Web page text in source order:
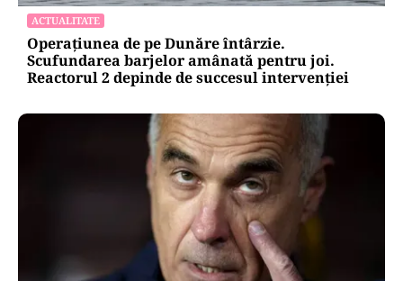
ACTUALITATE
Operațiunea de pe Dunăre întârzie.
Scufundarea barjelor amânată pentru joi.
Reactorul 2 depinde de succesul intervenției